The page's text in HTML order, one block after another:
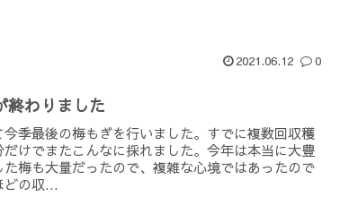
2021.06.12 0
終わりました
季最後の梅もぎを行いました。すでに複数回収穫
けでまたこんなに採れました。今年は本当に大豊
梅も大量だったので、複雑な心境ではあったので
どの収...